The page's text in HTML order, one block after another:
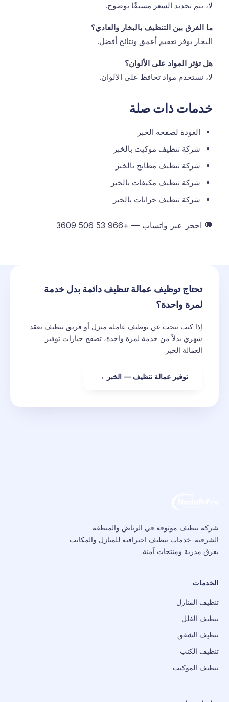
لا، يتم تحديد السعر مسبقًا بوضوح.
ما الفرق بين التنظيف بالبخار والعادي؟
البخار يوفر تعقيم أعمق ونتائج أفضل.
هل تؤثر المواد على الألوان؟
لا، نستخدم مواد تحافظ على الألوان.
خدمات ذات صلة
العودة لصفحة الخبر
شركة تنظيف موكيت بالخبر
شركة تنظيف مطابخ بالخبر
شركة تنظيف مكيفات بالخبر
شركة تنظيف خزانات بالخبر
💬 احجز عبر واتساب — +966 53 506 3609
تحتاج توظيف عمالة تنظيف دائمة بدل خدمة
لمرة واحدة؟
إذا كنت تبحث عن توظيف عاملة منزل أو فريق تنظيف بعقد
شهري بدلاً من خدمة لمرة واحدة، تصفح خيارات توفير
العمالة الخبر.
توفير عمالة تنظيف — الخبر →
شركة تنظيف موثوقة في الرياض والمنطقة
الشرقية. خدمات تنظيف احترافية للمنازل والمكاتب
بفرق مدربة ومنتجات آمنة.
الخدمات
تنظيف المنازل
تنظيف الفلل
تنظيف الشقق
تنظيف الكنب
تنظيف الموكيت